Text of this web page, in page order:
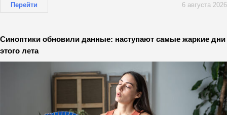
Перейти 6 августа 2026
Синоптики обновили данные: наступают самые жаркие дни
этого лета